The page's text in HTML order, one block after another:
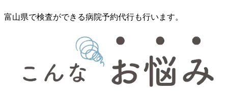
富山県で検査ができる病院予約代行も行います。